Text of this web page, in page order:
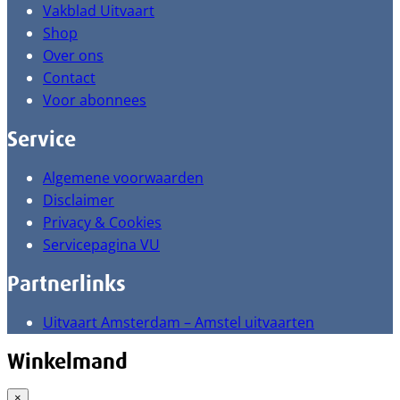
Vakblad Uitvaart
Shop
Over ons
Contact
Voor abonnees
Service
Algemene voorwaarden
Disclaimer
Privacy & Cookies
Servicepagina VU
Partnerlinks
Uitvaart Amsterdam – Amstel uitvaarten
Winkelmand